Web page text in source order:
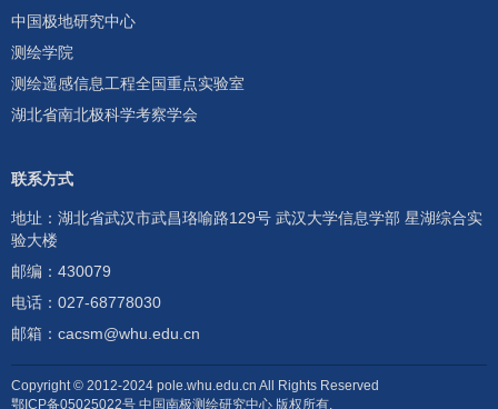
中国极地研究中心
测绘学院
测绘遥感信息工程全国重点实验室
湖北省南北极科学考察学会
联系方式
地址：湖北省武汉市武昌珞喻路129号 武汉大学信息学部 星湖综合实
验大楼
邮编：430079
电话： 027-68778030
邮箱： cacsm@whu.edu.cn
Copyright © 2012-2024 pole.whu.edu.cn All Rights Reserved
鄂ICP备05025022号 中国南极测绘研究中心 版权所有.